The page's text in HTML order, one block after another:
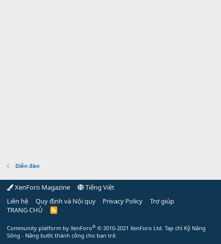
Diễn đàn
XenForo Magazine
Tiếng Việt
Liên hệ
Quy định và Nội quy Privacy Policy
Trợ giúp
TRANG CHỦ
R
Community platform by XenForo® © 2010-2021 XenForo Ltd. Tạp chí Kỹ Năng
Sống - Nâng bước thành công cho bạn trẻ.